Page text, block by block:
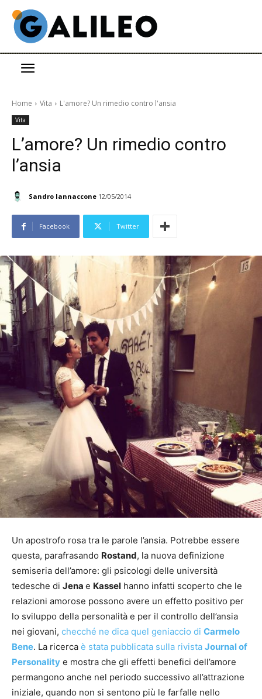
Home Vita L'amore? Un rimedio contro l'ansia
Vita
L’amore? Un rimedio contro
l’ansia
Sandro Iannaccone 12/05/2014
Facebook Twitter
Un apostrofo rosa tra le parole l’ansia. Potrebbe essere
questa, parafrasando Rostand, la nuova definizione
semiseria dell’amore: gli psicologi delle università
tedesche di Jena e Kassel hanno infatti scoperto che le
relazioni amorose possono avere un effetto positivo per
lo sviluppo della personalità e per il controllo dell’ansia
nei giovani, checché ne dica quel geniaccio di Carmelo
Bene. La ricerca è stata pubblicata sulla rivista Journal of
Personality e mostra che gli effetti benefici dell’amore
permangono anche nel periodo successivo all’attrazione
iniziale, quando non si sentono più le farfalle nello